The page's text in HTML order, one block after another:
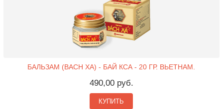
БАЛЬЗАМ (BACH XA) - БАЙ КСА - 20 ГР. ВЬЕТНАМ.
490,00 руб.
КУПИТЬ